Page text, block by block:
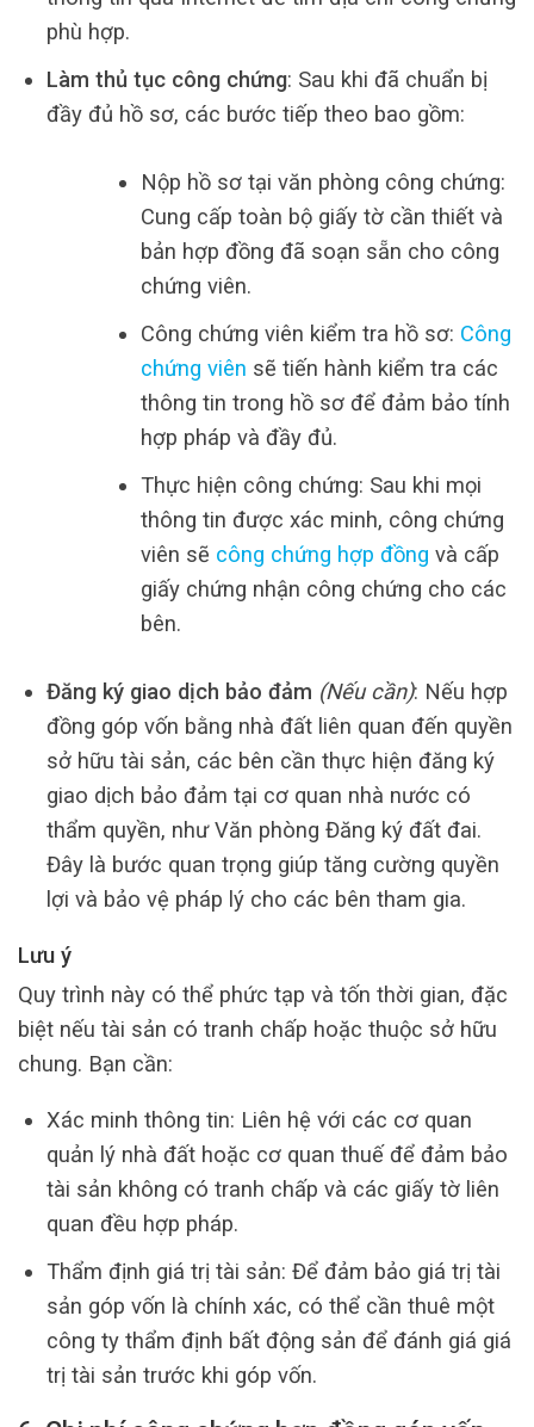
phù hợp.
Làm thủ tục công chứng: Sau khi đã chuẩn bị
đầy đủ hồ sơ, các bước tiếp theo bao gồm:
Nộp hồ sơ tại văn phòng công chứng:
Cung cấp toàn bộ giấy tờ cần thiết và
bản hợp đồng đã soạn sẵn cho công
chứng viên.
Công chứng viên kiểm tra hồ sơ: Công
chứng viên sẽ tiến hành kiểm tra các
thông tin trong hồ sơ để đảm bảo tính
hợp pháp và đầy đủ.
Thực hiện công chứng: Sau khi mọi
thông tin được xác minh, công chứng
viên sẽ công chứng hợp đồng và cấp
giấy chứng nhận công chứng cho các
bên.
Đăng ký giao dịch bảo đảm (Nếu cần): Nếu hợp
đồng góp vốn bằng nhà đất liên quan đến quyền
sở hữu tài sản, các bên cần thực hiện đăng ký
giao dịch bảo đảm tại cơ quan nhà nước có
thẩm quyền, như Văn phòng Đăng ký đất đai.
Đây là bước quan trọng giúp tăng cường quyền
lợi và bảo vệ pháp lý cho các bên tham gia.
Lưu ý
Quy trình này có thể phức tạp và tốn thời gian, đặc
biệt nếu tài sản có tranh chấp hoặc thuộc sở hữu
chung. Bạn cần:
Xác minh thông tin: Liên hệ với các cơ quan
quản lý nhà đất hoặc cơ quan thuế để đảm bảo
tài sản không có tranh chấp và các giấy tờ liên
quan đều hợp pháp.
Thẩm định giá trị tài sản: Để đảm bảo giá trị tài
sản góp vốn là chính xác, có thể cần thuê một
công ty thẩm định bất động sản để đánh giá giá
trị tài sản trước khi góp vốn.